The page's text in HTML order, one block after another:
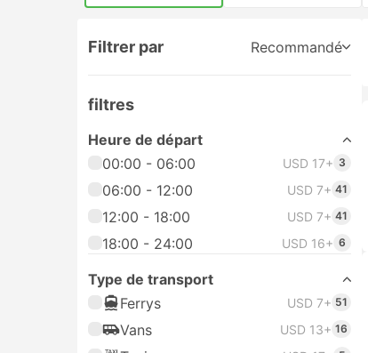
Filtrer par Recommandé
filtres
Heure de départ
00:00 - 06:00
USD 17+ 3
06:00 - 12:00 USD 7+ 41
12:00 - 18:00 USD 7+ 41
18:00 - 24:00 USD 16+ 6
Type de transport
Ferrys
USD 7+ 51
Vans USD 13+ 16